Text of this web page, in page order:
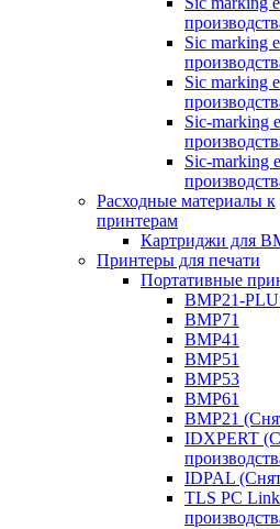
Sic marking
Sic marking
Sic-marking
Sic-marking
Расходные материалы к
принтерам
Картриджи для
Принтеры для печати
Портативные
BMP21-
BMP71
BMP41
BMP51
BMP53
BMP61
BMP21
IDXPERT
IDPAL
TLS PC